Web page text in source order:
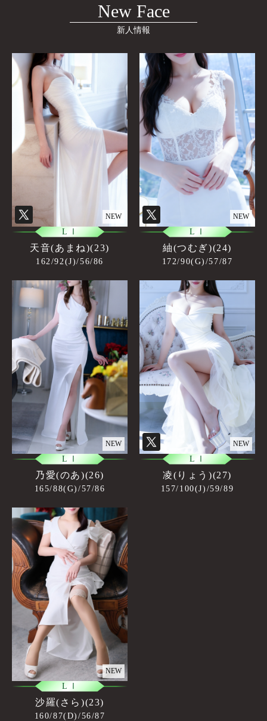
New Face
新人情報
NEW
L Ⅰ
天音(あまね)(23)
162/92(J)/56/86
NEW
L Ⅰ
紬(つむぎ)(24)
172/90(G)/57/87
NEW
L Ⅰ
乃愛(のあ)(26)
165/88(G)/57/86
NEW
L Ⅰ
凌(りょう)(27)
157/100(J)/59/89
NEW
L Ⅰ
沙羅(さら)(23)
160/87(D)/56/87